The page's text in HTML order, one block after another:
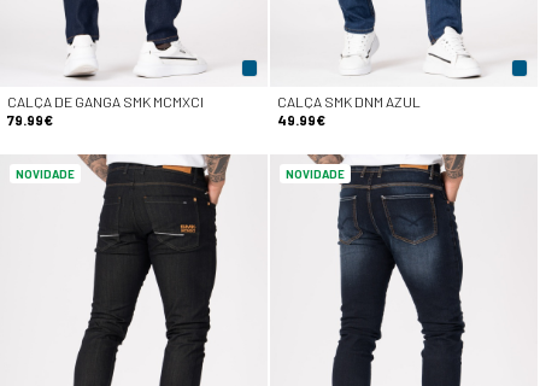
CALÇA DE GANGA SMK MCMXCI
79.99€
CALÇA SMK DNM AZUL
49.99€
NOVIDADE NOVIDADE